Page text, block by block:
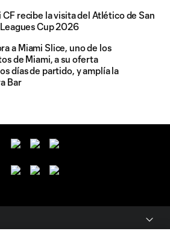
CF recibe la visita del Atlético de San
Cup 2026
a Miami Slice, uno de los
de Miami, a su oferta
días de partido, y amplía la
Bar